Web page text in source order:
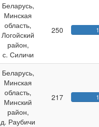
Беларусь,
Минская
область,
Логойский
район,
с. Силичи
250
Беларусь,
Минская
область,
Минский
район,
д. Раубичи
217